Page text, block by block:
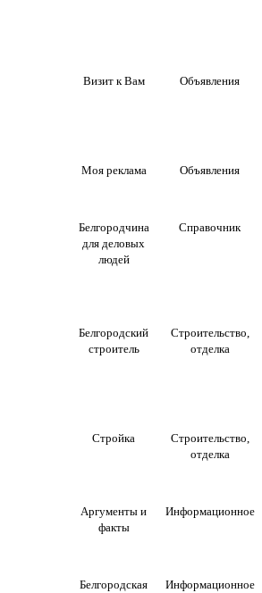
Визит к Вам Объявления
Моя реклама Объявления
Белгородчина
для деловых
людей
Справочник
Белгородский
строитель
Строительство,
отделка
Стройка
Строительство,
отделка
Аргументы и
факты
Информационное
Белгородская
Информационное